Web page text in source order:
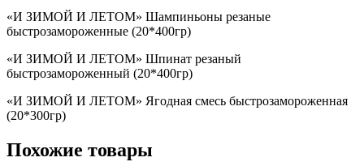
«И ЗИМОЙ И ЛЕТОМ» Шампиньоны резаные
быстрозамороженные (20*400гр)
«И ЗИМОЙ И ЛЕТОМ» Шпинат резаный
быстрозамороженный (20*400гр)
«И ЗИМОЙ И ЛЕТОМ» Ягодная смесь быстрозамороженная
(20*300гр)
Похожие товары